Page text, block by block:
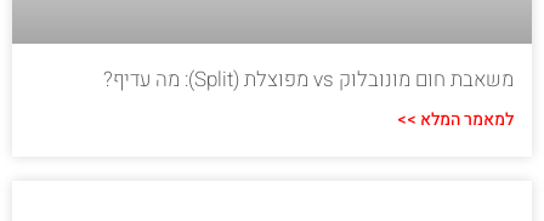
משאבת חום מונובלוק vs מפוצלת (Split): מה עדיף?
למאמר המלא >>